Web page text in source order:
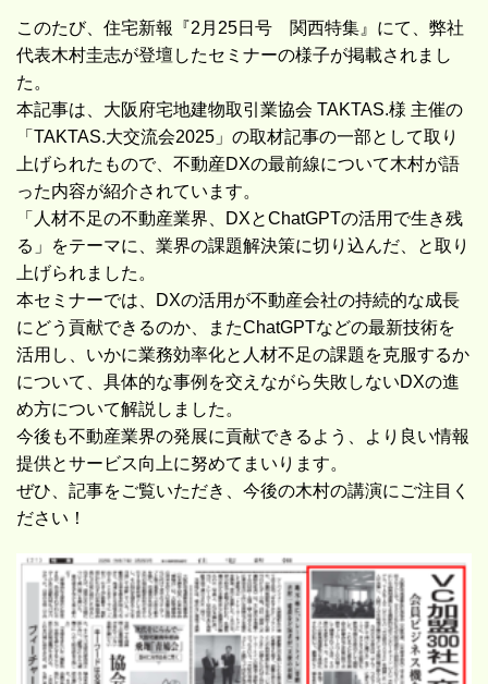
このたび、住宅新報『2月25日号 関西特集』にて、弊社
代表木村圭志が登壇したセミナーの様子が掲載されまし
た。
本記事は、大阪府宅地建物取引業協会 TAKTAS.様 主催の
「TAKTAS.大交流会2025」の取材記事の一部として取り
上げられたもので、不動産DXの最前線について木村が語
った内容が紹介されています。
「人材不足の不動産業界、DXとChatGPTの活用で生き残
る」をテーマに、業界の課題解決策に切り込んだ、と取り
上げられました。
本セミナーでは、DXの活用が不動産会社の持続的な成長
にどう貢献できるのか、またChatGPTなどの最新技術を
活用し、いかに業務効率化と人材不足の課題を克服するか
について、具体的な事例を交えながら失敗しないDXの進
め方について解説しました。
今後も不動産業界の発展に貢献できるよう、より良い情報
提供とサービス向上に努めてまいります。
ぜひ、記事をご覧いただき、今後の木村の講演にご注目く
ださい！